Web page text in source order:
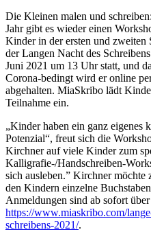
Die Kleinen malen und
Jahr gibt es wieder einen
Kinder in der ersten und zweiten
der Langen Nacht des
Juni 2021 um 13 Uhr statt, und
Corona-bedingt wird er online
abgehalten. MiaSkribo lädt
Teilnahme ein.
„Kinder haben ein ganz eigenes
Potenzial“, freut sich die
Kirchner auf viele Kinder zum
Kalligrafie-/Handschreiben-
sich ausleben.” Kirchner möchte
den Kindern einzelne
Anmeldungen sind ab sofort über
https://www.miaskribo.com/
schreibens-2021/.